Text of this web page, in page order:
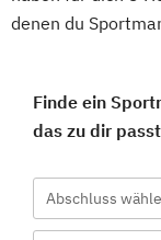
denen du
Finde ein
das zu dir
Abschluss